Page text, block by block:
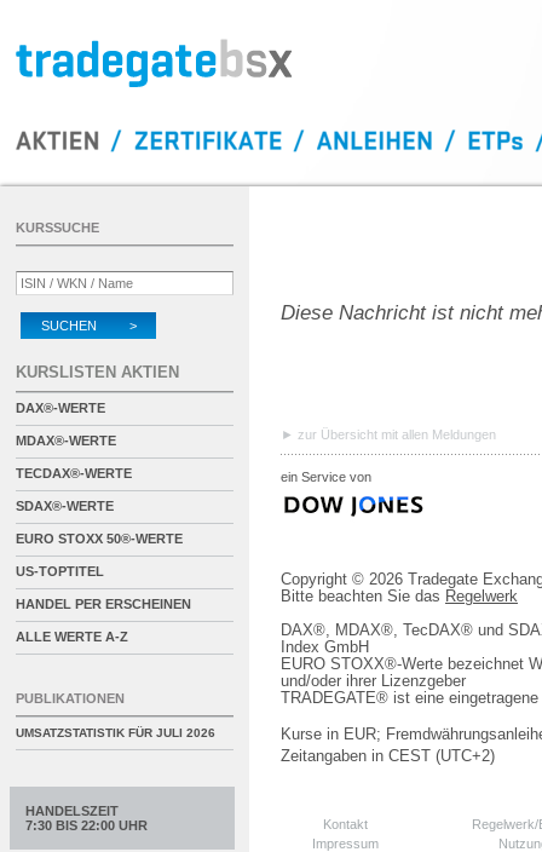
Diese Nachricht ist nicht
zur Übersicht mit allen Meldungen
ein Service von
Copyright © 2026 Tradegate
Bitte beachten Sie das Regelwerk
DAX®, MDAX®, TecDAX® und
Index GmbH
EURO STOXX®-Werte bezeichnet
und/oder ihrer Lizenzgeber
TRADEGATE® ist eine
Kurse in EUR;
Zeitangaben in CEST (UTC+2)
Kontakt
Impressum
KURSSUCHE
SUCHEN >
KURSLISTEN AKTIEN
DAX®-WERTE
MDAX®-WERTE
TECDAX®-WERTE
SDAX®-WERTE
EURO STOXX 50®-WERTE
US-TOPTITEL
HANDEL PER ERSCHEINEN
ALLE WERTE A-Z
PUBLIKATIONEN
UMSATZSTATISTIK FÜR JULI 2026
HANDELSZEIT
7:30 BIS 22:00 UHR